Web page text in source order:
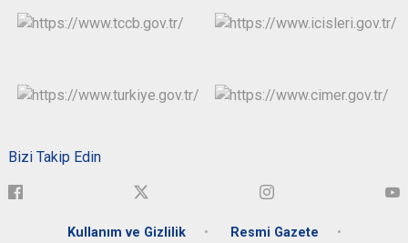
Bizi Takip Edin
Kullanım ve Gizlilik Resmi Gazete